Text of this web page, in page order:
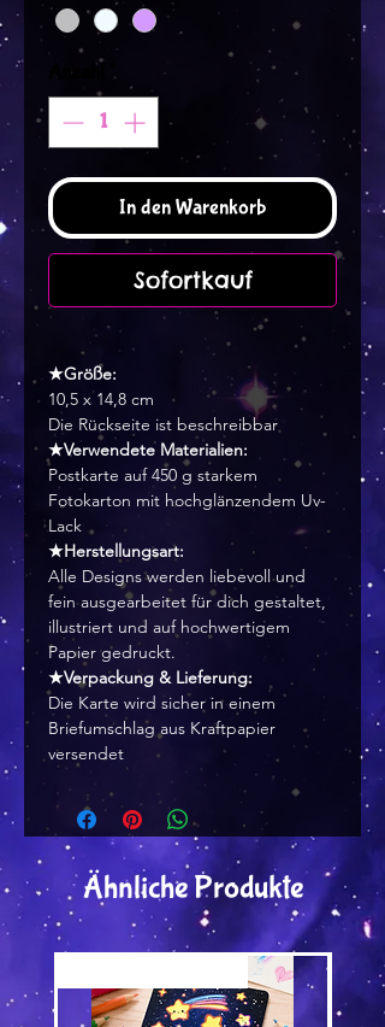
Anzahl
In den Warenkorb
Sofortkauf
★Größe:
10,5 x 14,8 cm
Die Rückseite ist beschreibbar
★Verwendete Materialien:
Postkarte auf 450 g starkem
Fotokarton mit hochglänzendem Uv-
Lack
★Herstellungsart:
Alle Designs werden liebevoll und
fein ausgearbeitet für dich gestaltet,
illustriert und auf hochwertigem
Papier gedruckt.
★Verpackung & Lieferung:
Die Karte wird sicher in einem
Briefumschlag aus Kraftpapier
versendet
Ähnliche Produkte